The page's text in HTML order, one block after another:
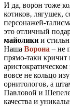
И да, ворон тоже
котиков, лягушек,
персонажей-
это отличный
майолики и
Наша Ворона – не
прямо-таки кричит
вовсе не кольцо
орнитологов, а
Павловой и
качества и